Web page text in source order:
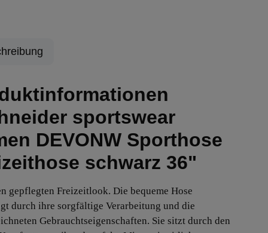
sportswear
DEVONW Sporthose
schwarz 36"
gepflegten Freizeitlook. Die bequeme Hose
durch ihre sorgfältige Verarbeitung und die
Gebrauchtseigenschaften. Sie sitzt durch den